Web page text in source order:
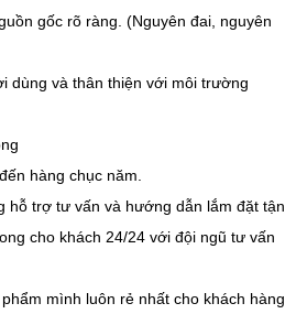
gốc rõ ràng. (Nguyên đai, nguyên
dùng và thân thiện với môi trường
hàng chục năm.
hỗ trợ tư vấn và hướng dẫn lắm đặt tận
cho khách 24/24 với đội ngũ tư vấn
mình luôn rẻ nhất cho khách hàng